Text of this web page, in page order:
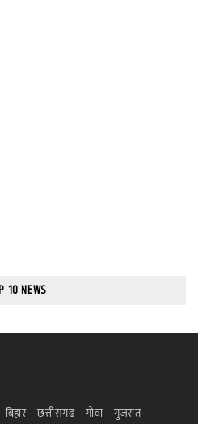
10 NEWS
बिहार छत्तीसगढ़ गोवा
गुजरात